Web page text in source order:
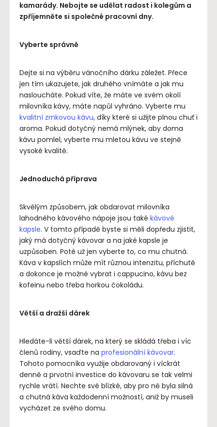
kamarády. Nebojte se udělat radost i kolegům a
zpříjemněte si společné pracovní dny.
Vyberte správně
Dejte si na výběru vánočního dárku záležet. Přece
jen tím ukazujete, jak druhého vnímáte a jak mu
nasloucháte. Pokud víte, že máte ve svém okolí
milovníka kávy, máte napůl vyhráno. Vyberte mu
kvalitní zrnkovou kávu, díky které si užijte plnou chuť i
aroma. Pokud dotyčný nemá mlýnek, aby doma
kávu pomlel, vyberte mu mletou kávu ve stejně
vysoké kvalitě.
Jednoduchá příprava
Skvělým způsobem, jak obdarovat milovníka
lahodného kávového nápoje jsou také kávové
kapsle. V tomto případě byste si měli dopředu zjistit,
jaký má dotyčný kávovar a na jaké kapsle je
uzpůsoben. Poté už jen vyberte to, co mu chutná.
Káva v kapslích může mít různou intenzitu, příchutě
a dokonce je možné vybrat i cappucino, kávu bez
kofeinu nebo třeba horkou čokoládu.
Větší a dražší dárek
Hledáte-li větší dárek, na který se skládá třeba i víc
členů rodiny, vsaďte na profesionální kávovar.
Tohoto pomocníka využije obdarovaný i víckrát
denně a prvotní investice do kávovaru se tak velmi
rychle vrátí. Nechte své blízké, aby pro ně byla silná
a chutná káva každodenní možností, aniž by museli
vycházet ze svého domu.